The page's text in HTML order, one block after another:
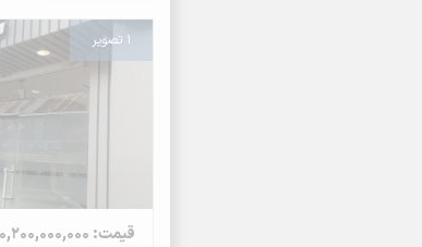
1 تصویر
قیمت: